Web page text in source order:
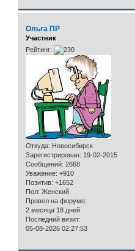
Ольга ПР
Участник
Рейтинг:
Откуда: Новосибирск
Зарегистрирован: 19-02-2015
Сообщений: 2668
Уважение: +910
Позитив: +1652
Пол: Женский
Провел на форуме:
2 месяца 18 дней
Последний визит:
05-08-2026 02:27:53